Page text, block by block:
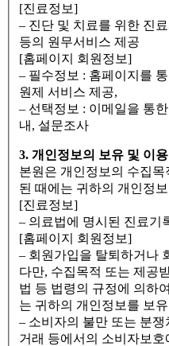
[진료정보]
– 진단 및 치료를 위한 진
등의 원무서비스 제공
[홈페이지 회원정보]
– 필수정보 : 홈페이지를
원제 서비스 제공,
– 선택정보 : 이메일을 통
내, 설문조사
3. 개인정보의 보유 및 이
본원은 개인정보의 수집
된 때에는 귀하의 개인정
[진료정보]
– 의료법에 명시된 진료기
[홈페이지 회원정보]
– 회원가입을 탈퇴하거나
다만, 수집목적 또는 제공
법 등 법령의 규정에 의하
는 귀하의 개인정보를 보
– 소비자의 불만 또는 분
거래 등에서의 소비자보호